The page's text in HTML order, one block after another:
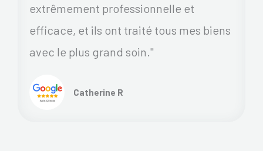
extrêmement professionnelle et
efficace, et ils ont traité tous mes biens
avec le plus grand soin."
Catherine R